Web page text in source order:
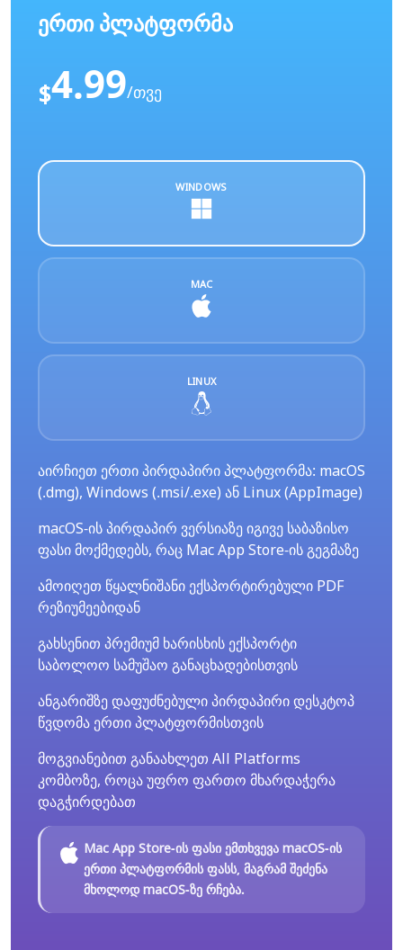
ერთი პლატფორმა
$4.99/თვე
WINDOWS
MAC
LINUX
აირჩიეთ ერთი პირდაპირი პლატფორმა: macOS
(.dmg), Windows (.msi/.exe) ან Linux (AppImage)
macOS-ის პირდაპირ ვერსიაზე იგივე საბაზისო
ფასი მოქმედებს, რაც Mac App Store-ის გეგმაზე
ამოიღეთ წყალნიშანი ექსპორტირებული PDF
რეზიუმეებიდან
გახსენით პრემიუმ ხარისხის ექსპორტი
საბოლოო სამუშაო განაცხადებისთვის
ანგარიშზე დაფუძნებული პირდაპირი დესკტოპ
წვდომა ერთი პლატფორმისთვის
მოგვიანებით განაახლეთ All Platforms
კომბოზე, როცა უფრო ფართო მხარდაჭერა
დაგჭირდებათ
Mac App Store-ის ფასი ემთხვევა macOS-ის
ერთი პლატფორმის ფასს, მაგრამ შეძენა
მხოლოდ macOS-ზე რჩება.